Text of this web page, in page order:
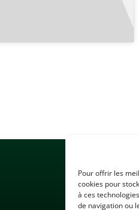
Pour offrir les
cookies pour
à ces
de navigation ou